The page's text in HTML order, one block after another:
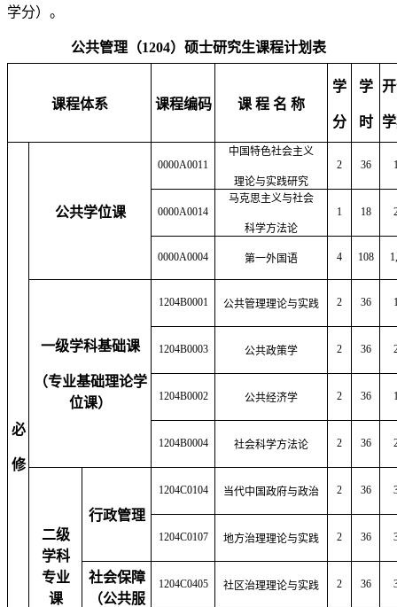
学分）。
公共管理（1204）硕士研究生课程计划表
课程体系 课程编码 课 程 名 称
学
分
学
时
必
修
公共学位课
0000A0011
中国特色社会主义
理论与实践研究
2 36
0000A0014
马克思主义与社会
科学方法论
1 18
0000A0004 第一外国语 4 108
一级学科基础课
（专业基础理论学
位课）
1204B0001 公共管理理论与实践 2 36
1204B0003 公共政策学 2 36
1204B0002 公共经济学 2 36
1204B0004 社会科学方法论 2 36
二级
学科
专业
课
行政管理
1204C0104 当代中国政府与政治 2 36
1204C0107 地方治理理论与实践 2 36
社会保障
（公共服
1204C0405 社区治理理论与实践 2 36